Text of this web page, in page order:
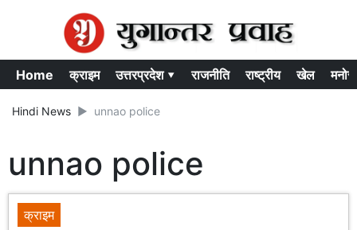
Home क्राइम उत्तरप्रदेश ▾ राजनीति राष्ट्रीय खेल
Hindi News unnao police
unnao police
क्राइम